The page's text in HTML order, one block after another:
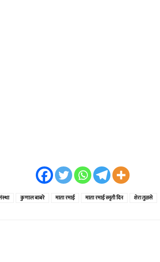
कुणाल बाबरे माता रमाई माता रमाई स्मृती दिन शेरा तुळसे